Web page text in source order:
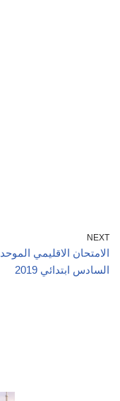
NEXT
الامتحان الاقليمي الموحد
السادس ابتدائي 2019